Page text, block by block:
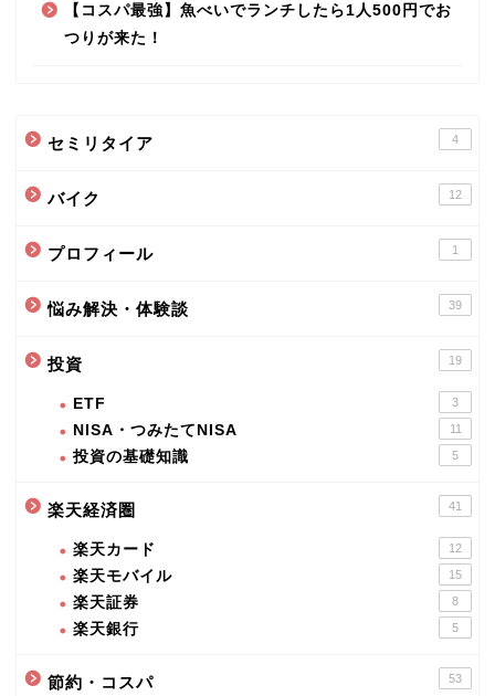
【コスパ最強】魚べいでランチしたら1人500円でお
つりが来た！
セミリタイア 4
バイク 12
プロフィール 1
悩み解決・体験談 39
投資 19
ETF 3
NISA・つみたてNISA 11
投資の基礎知識 5
楽天経済圏 41
楽天カード 12
楽天モバイル 15
楽天証券 8
楽天銀行 5
節約・コスパ 53